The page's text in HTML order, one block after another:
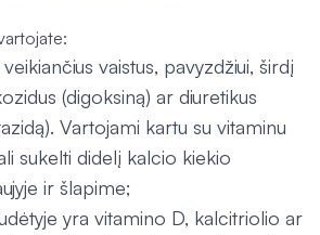
vaistus, pavyzdžiui, širdį
(digoksiną) ar diuretikus
Vartojami kartu su vitaminu
sukelti didelį kalcio kiekio
ir šlapime;
yra vitamino D, kalcitriolio ar